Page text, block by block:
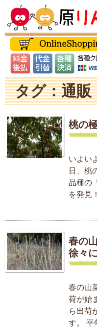
タグ：通販
桃の
いよい
日、桃
品種の
を発見
春の
徐々
春の山
荷が始
ら出荷
す。 平